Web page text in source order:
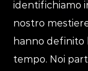
Dichiaro di aver
dei datied
di risposta alla
identifichiamo
nostro
hanno definito
tempo. Noi